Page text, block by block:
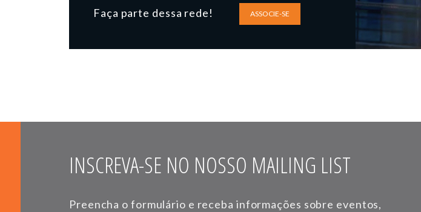
Faça parte dessa rede! ASSOCIE-SE
INSCREVA-SE NO NOSSO MAILING LIST
Preencha o formulário e receba informações sobre eventos,